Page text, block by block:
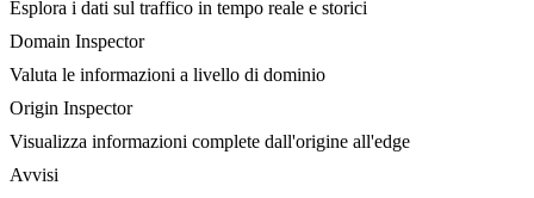
Esplora i dati sul traffico in tempo reale e storici
Domain Inspector
Valuta le informazioni a livello di dominio
Origin Inspector
Visualizza informazioni complete dall'origine all'edge
Avvisi